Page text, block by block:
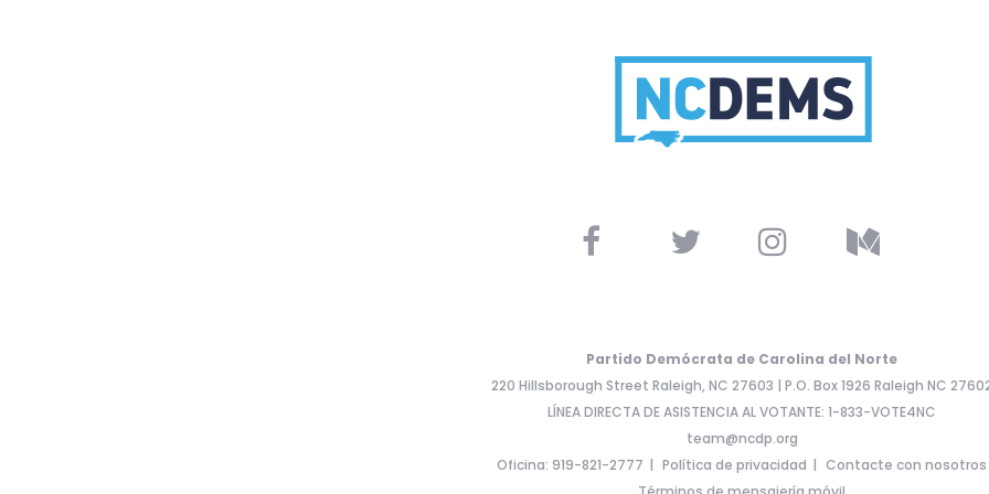
Partido Demócrata de Carolina del Norte
220 Hillsborough Street Raleigh, NC 27603 | P.O. Box 1926 Raleigh NC
LÍNEA DIRECTA DE ASISTENCIA AL VOTANTE: 1-833-VOTE4NC
team@ncdp.org
Oficina: 919-821-2777
Política de privacidad
Contacte con nosotros